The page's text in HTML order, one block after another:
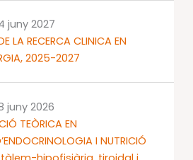
LA RECERCA CLINICA EN
2025-2027
juny 2027
TEÒRICA EN
I NUTRICIÓ
juny 2026